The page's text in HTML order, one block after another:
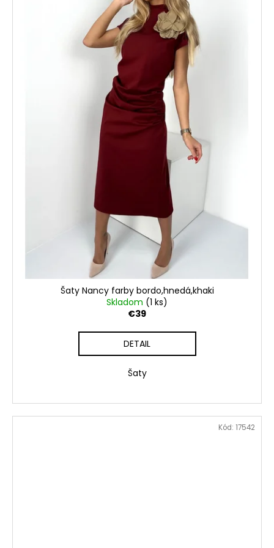
Šaty Nancy farby bordo,hnedá,khaki
Skladom (1 ks)
€39
DETAIL
Šaty
Kód: 17542